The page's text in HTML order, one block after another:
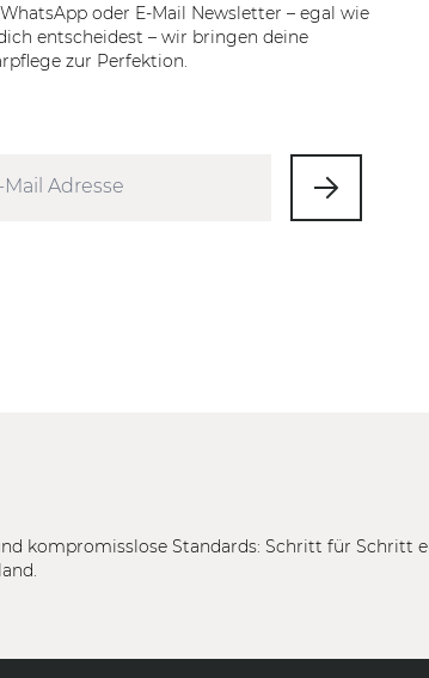
oder E-Mail Newsletter – egal wie
entscheidest – wir bringen deine
zur Perfektion.
kompromisslose Standards: Schritt für